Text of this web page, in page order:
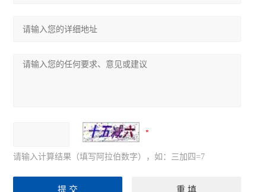
请输入计算结果（填写阿拉伯数字），如：三加四=7